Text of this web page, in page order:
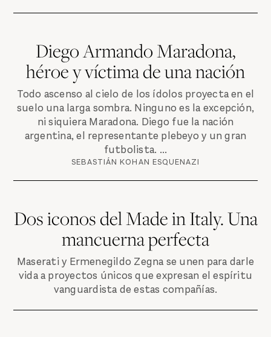
Diego Armando Maradona,
héroe y víctima de una nación
Todo ascenso al cielo de los ídolos proyecta en el
suelo una larga sombra. Ninguno es la excepción,
ni siquiera Maradona. Diego fue la nación
argentina, el representante plebeyo y un gran
futbolista. ...
SEBASTIÁN KOHAN ESQUENAZI
Dos iconos del Made in Italy. Una
mancuerna perfecta
Maserati y Ermenegildo Zegna se unen para darle
vida a proyectos únicos que expresan el espíritu
vanguardista de estas compañías.